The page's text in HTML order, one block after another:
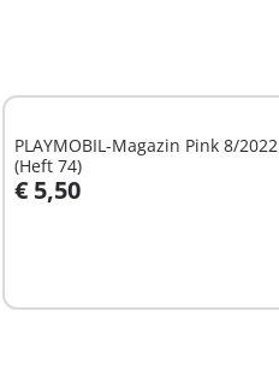
PLAYMOBIL-Magazin Pink 8/2022
(Heft 74)
€ 5,50
In den Warenkorb